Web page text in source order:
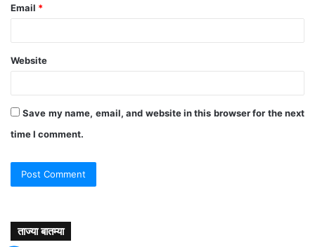
Email *
Website
Save my name, email, and website in this browser for the next
time I comment.
ताज्या बातम्या